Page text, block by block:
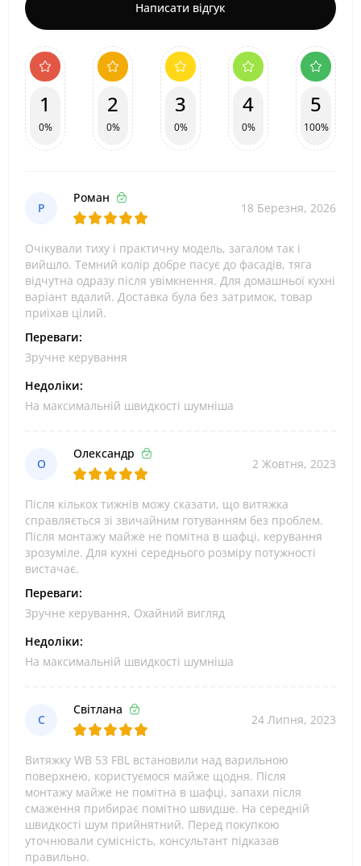
Написати відгук
1
0%
2
0%
3
0%
4
0%
5
100%
Р
Роман
18 Березня, 2026
Очікували тиху і практичну модель, загалом так і
вийшло. Темний колір добре пасує до фасадів, тяга
відчутна одразу після увімкнення. Для домашньої кухні
варіант вдалий. Доставка була без затримок, товар
приїхав цілий.
Переваги:
Зручне керування
Недоліки:
На максимальній швидкості шумніша
О
Олександр
2 Жовтня, 2023
Після кількох тижнів можу сказати, що витяжка
справляється зі звичайним готуванням без проблем.
Після монтажу майже не помітна в шафці, керування
зрозуміле. Для кухні середнього розміру потужності
вистачає.
Переваги:
Зручне керування, Охайний вигляд
Недоліки:
На максимальній швидкості шумніша
С
Світлана
24 Липня, 2023
Витяжку WB 53 FBL встановили над варильною
поверхнею, користуємося майже щодня. Після
монтажу майже не помітна в шафці, запахи після
смаження прибирає помітно швидше. На середній
швидкості шум прийнятний. Перед покупкою
уточнювали сумісність, консультант підказав
правильно.